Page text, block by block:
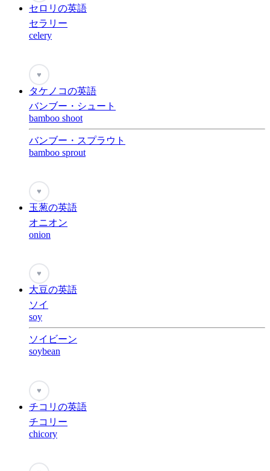
セロリの英語
セラリー
celery
♥
タケノコの英語
バンブー・シュート
bamboo shoot
バンブー・スプラウト
bamboo sprout
♥
玉葱の英語
オニオン
onion
♥
大豆の英語
ソイ
soy
ソイビーン
soybean
♥
チコリの英語
チコリー
chicory